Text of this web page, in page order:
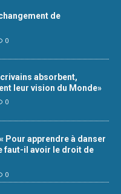
de
0
absorbent,
leur vision du Monde»
0
Pour apprendre à danser
faut-il avoir le droit de
0